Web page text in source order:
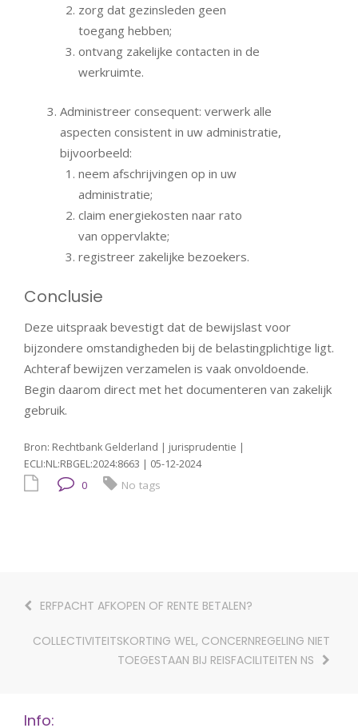
zorg dat gezinsleden geen
toegang hebben;
ontvang zakelijke contacten in de
werkruimte.
Administreer consequent: verwerk alle
aspecten consistent in uw administratie,
bijvoorbeeld:
neem afschrijvingen op in uw
administratie;
claim energiekosten naar rato
van oppervlakte;
registreer zakelijke bezoekers.
Conclusie
Deze uitspraak bevestigt dat de bewijslast voor
bijzondere omstandigheden bij de belastingplichtige ligt.
Achteraf bewijzen verzamelen is vaak onvoldoende.
Begin daarom direct met het documenteren van zakelijk
gebruik.
Bron: Rechtbank Gelderland | jurisprudentie |
ECLI:NL:RBGEL:2024:8663 | 05-12-2024
0 No tags
ERFPACHT AFKOPEN OF RENTE BETALEN?
COLLECTIVITEITSKORTING WEL, CONCERNREGELING NIET
TOEGESTAAN BIJ REISFACILITEITEN NS
Info: